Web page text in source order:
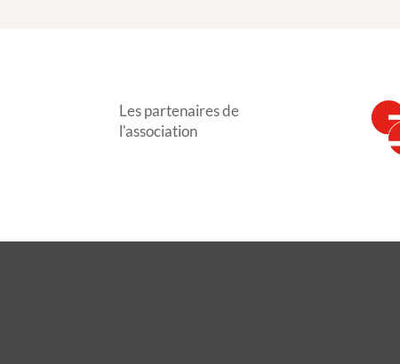
Les partenaires de
l'association